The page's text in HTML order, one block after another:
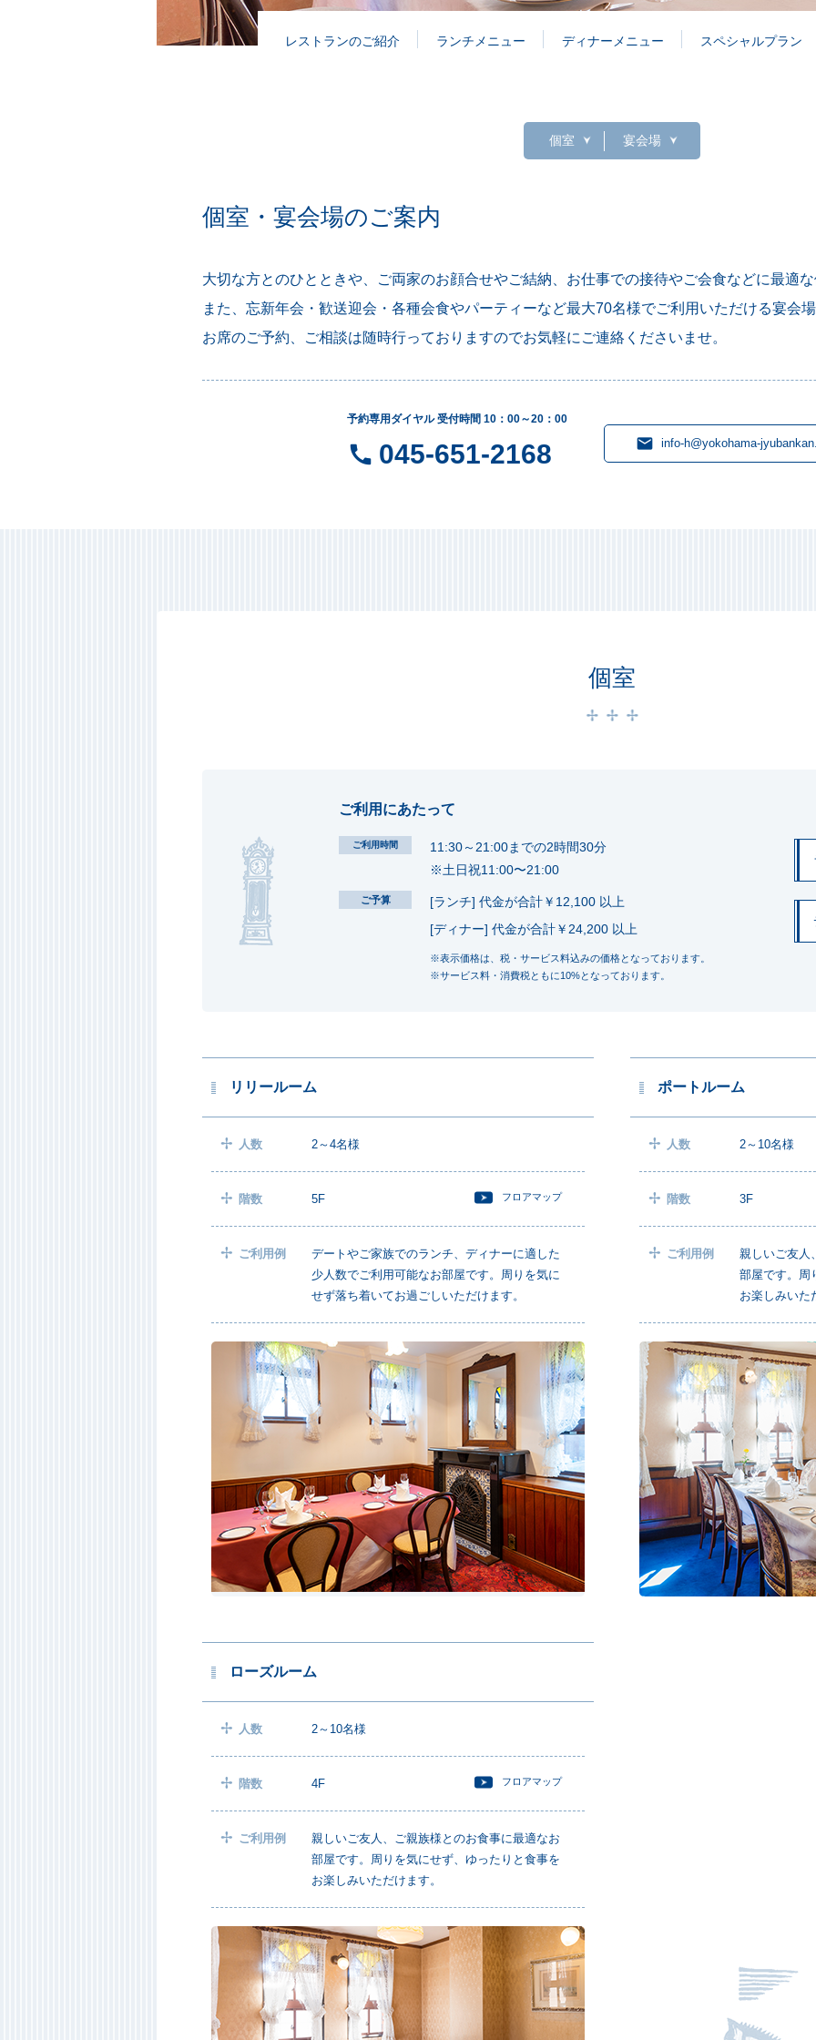
レストランのご紹介 ランチメニュー ディナーメニュー スペシャルプラン
個室 宴会場
個室・宴会場のご案内
大切な方とのひとときや、ご両家のお顔合せやご結納、お仕事での接待やご会食などに最適な
また、忘新年会・歓送迎会・各種会食やパーティーなど最大70名様でご利用いただける宴会場
お席のご予約、ご相談は随時行っておりますのでお気軽にご連絡くださいませ。
予約専用ダイヤル 受付時間 10：00～20：00
045-651-2168 info-h@yokohama-
個室
ご利用にあたって
ご利用時間
11:30～21:00までの2時間30分
※土日祝11:00〜21:00
ご予算
[ランチ] 代金が合計￥12,100 以上
[ディナー] 代金が合計￥24,200 以上
※表示価格は、税・サービス料込みの価格となっております。
※サービス料・消費税ともに10%となっております。
リリールーム
人数 2～4名様
階数 5F フロアマップ
ご利用例
デートやご家族でのランチ、ディナーに適した
少人数でご利用可能なお部屋です。周りを気に
せず落ち着いてお過ごしいただけます。
ポートルーム
人数 2～10名様
階数 3F
ご利用例
親しいご友人
部屋です。周
お楽しみいた
ローズルーム
人数 2～10名様
階数 4F フロアマップ
ご利用例
親しいご友人、ご親族様とのお食事に最適なお
部屋です。周りを気にせず、ゆったりと食事を
お楽しみいただけます。